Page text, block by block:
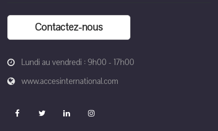
Contactez-nous
Lundi au vendredi : 9h00 - 17h00
www.accesinternational.com